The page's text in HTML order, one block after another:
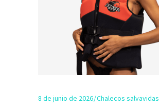
8 de junio de 2026 Chalecos salvavidas